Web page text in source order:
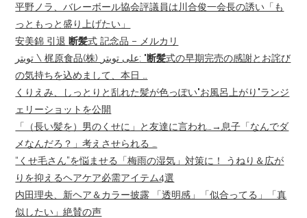
平野ノラ、バレーボール協会評議員は川合俊一会長の誘い「も
っともっと盛り上げたい」
安美錦 引退 断髪式 記念品 – メルカリ
تويتر \ 梶原食品(株) على تويتر: "断髪式の早期完売の感謝とお詫び
の気持ちを込めまして、本日 …
くりえみ、しっとりと乱れた髪が色っぽい"お風呂上がり"ランジ
ェリーショットを公開
「（長い髪を）男のくせに」と友達に言われ…→息子「なんでダ
メなんだろ？」考えさせられる …
“くせ毛さん”を悩ませる「梅雨の湿気」対策に！ うねり＆広が
りを抑えるヘアケア必需アイテム4選
内田理央、新ヘア＆カラー披露 「透明感」「似合ってる」「真
似したい」絶賛の声